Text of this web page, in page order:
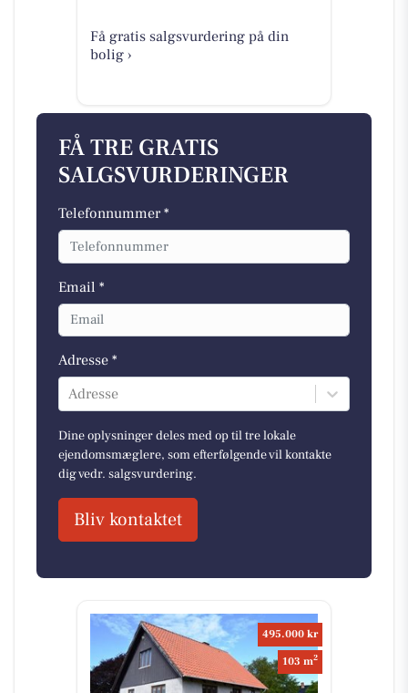
Få gratis salgsvurdering på din
bolig ›
FÅ TRE GRATIS
SALGSVURDERINGER
Telefonnummer *
Email *
Adresse *
Adresse
Dine oplysninger deles med op til tre lokale
ejendomsmæglere, som efterfølgende vil kontakte
dig vedr. salgsvurdering.
Bliv kontaktet
495.000 kr
103 m2